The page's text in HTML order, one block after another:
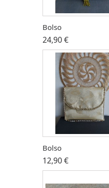
Bolso
24,90 €
Bolso
12,90 €